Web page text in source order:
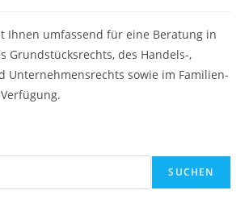
Ihnen umfassend für eine Beratung in
Grundstücksrechts, des Handels-,
Unternehmensrechts sowie im Familien-
SUCHEN